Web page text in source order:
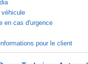
véhicule
en cas d'urgence
pour le client